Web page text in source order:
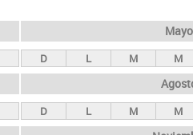
Mayo
D L M M
D L M M